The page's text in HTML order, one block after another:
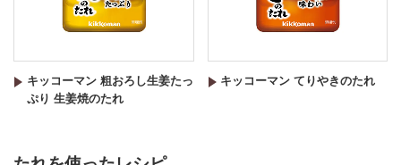
キッコーマン 粗おろし生姜たっ
ぷり 生姜焼のたれ
キッコーマン てりやきのたれ